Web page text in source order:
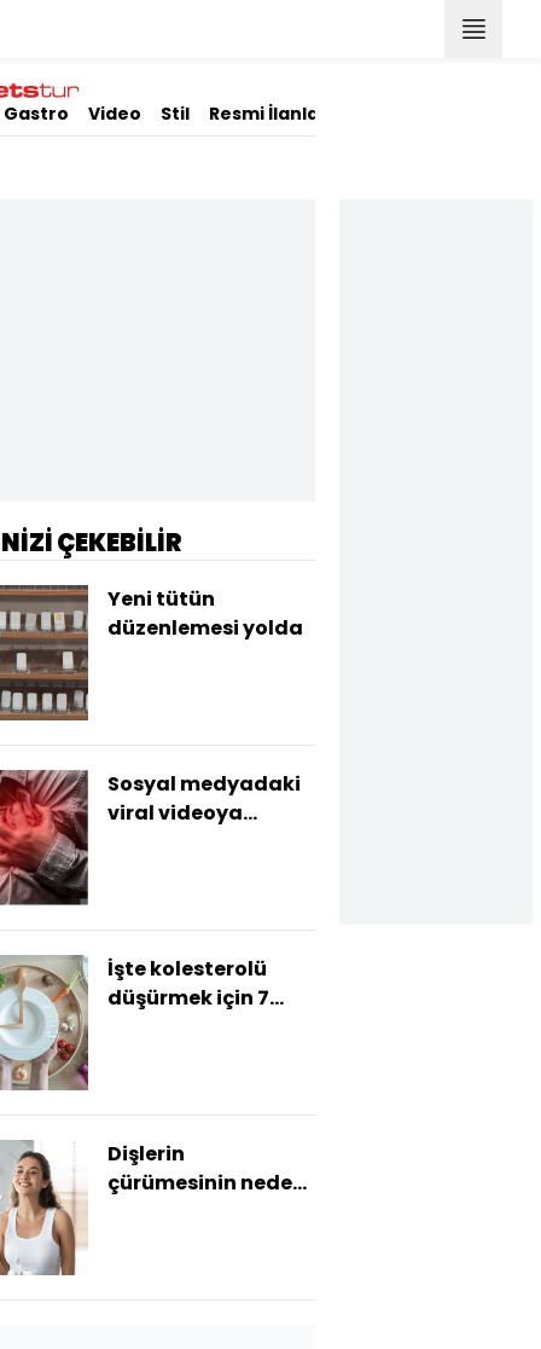
Gastro Video Stil Resmi İlanlar
ÇEKEBİLİR
Yeni tütün
düzenlemesi yolda
Sosyal medyadaki
viral videoya
İşte kolesterolü
düşürmek için 7
Dişlerin
çürümesinin nedeni